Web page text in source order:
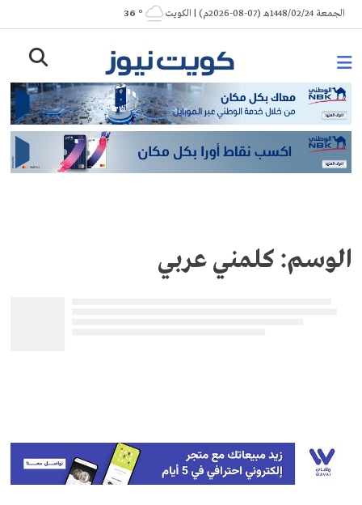
Skip
to
الجمعة 1448/02/24هـ (07-08-2026م) | الكويت ° 36
الوسم: كلمني عربي